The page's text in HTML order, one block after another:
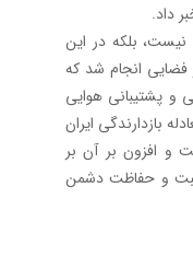
بلکه در این
فضایی انجام شد که
و پشتیبانی هوایی
بازدارندگی ایران
و افزون بر آن بر
و حفاظت دشمن